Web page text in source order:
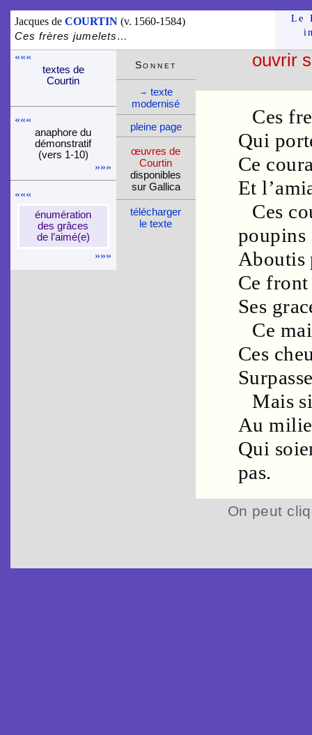
Jacques deCOURTIN (v. 1560-1584)
Ces frères jumelets…
Le
«««
textes de
Courtin
«««
ana­phore du
démons­tra­tif
(vers 1-10)
»»»
«««
énu­mé­ra­tion
des grâces
de l’aimé(e)
»»»
ouvrir
Ces
Qui
Ce
Et l’
Ces
poupins
Aboutis
Ce front
Ses
Ce
Ces
Mais
Au
Qui
pas.
On peut
Son­net
→ texte
moder­nisé
pleine page
œuvres de
Courtin
dispo­nibles
sur Gallica
télé­charger
le texte